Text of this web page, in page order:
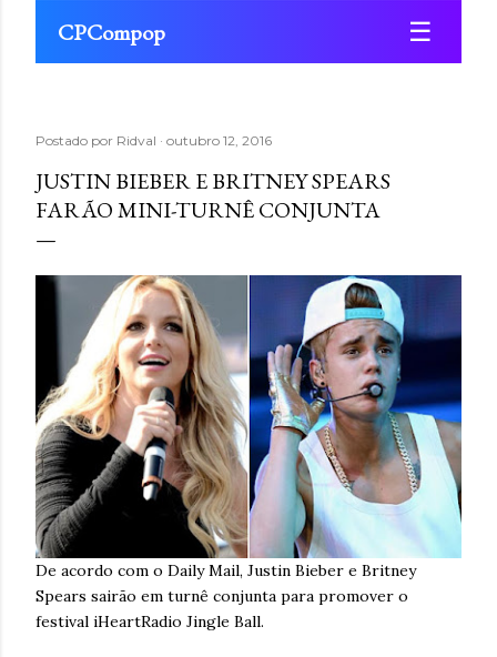
CPCompop ☰
Postado por Ridval outubro 12, 2016
JUSTIN BIEBER E BRITNEY SPEARS
FARÃO MINI-TURNÊ CONJUNTA
De acordo com o Daily Mail, Justin Bieber e Britney
Spears sairão em turnê conjunta para promover o
festival iHeartRadio Jingle Ball.